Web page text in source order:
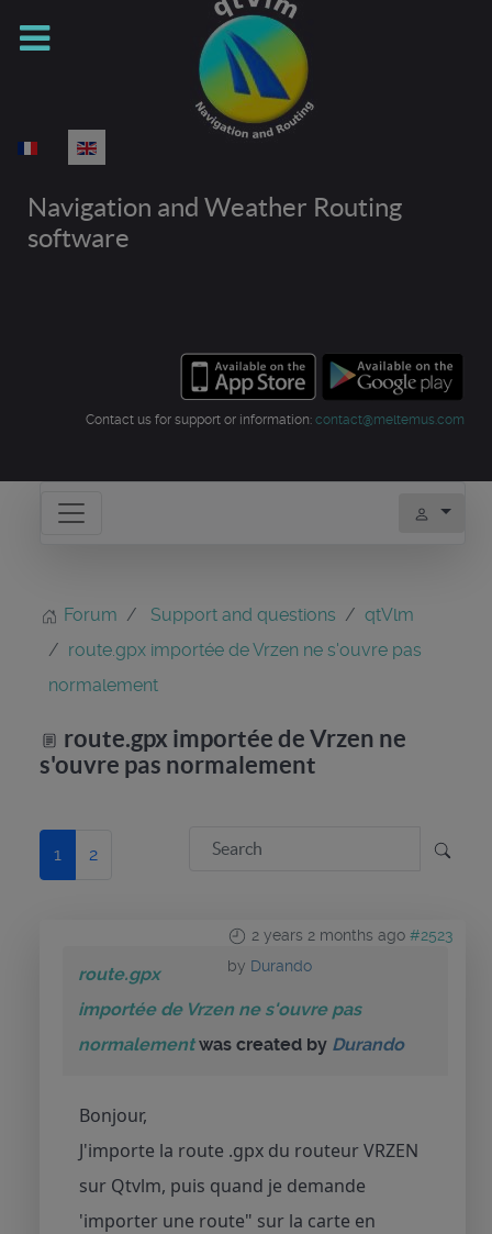
Select your language
Navigation and Weather Routing
software
Contact us for support or information: contact@meltemus.com
Forum Support and questions
qtVlm
route.gpx importée de Vrzen ne s'ouvre pas
normalement
route.gpx importée de Vrzen ne
s'ouvre pas normalement
1 2
2 years 2 months ago #2523
by Durando
route.gpx
importée de Vrzen ne s'ouvre pas
normalementwas created by Durando
Bonjour,
J'importe la route .gpx du routeur VRZEN
sur Qtvlm, puis quand je demande
'importer une route" sur la carte en